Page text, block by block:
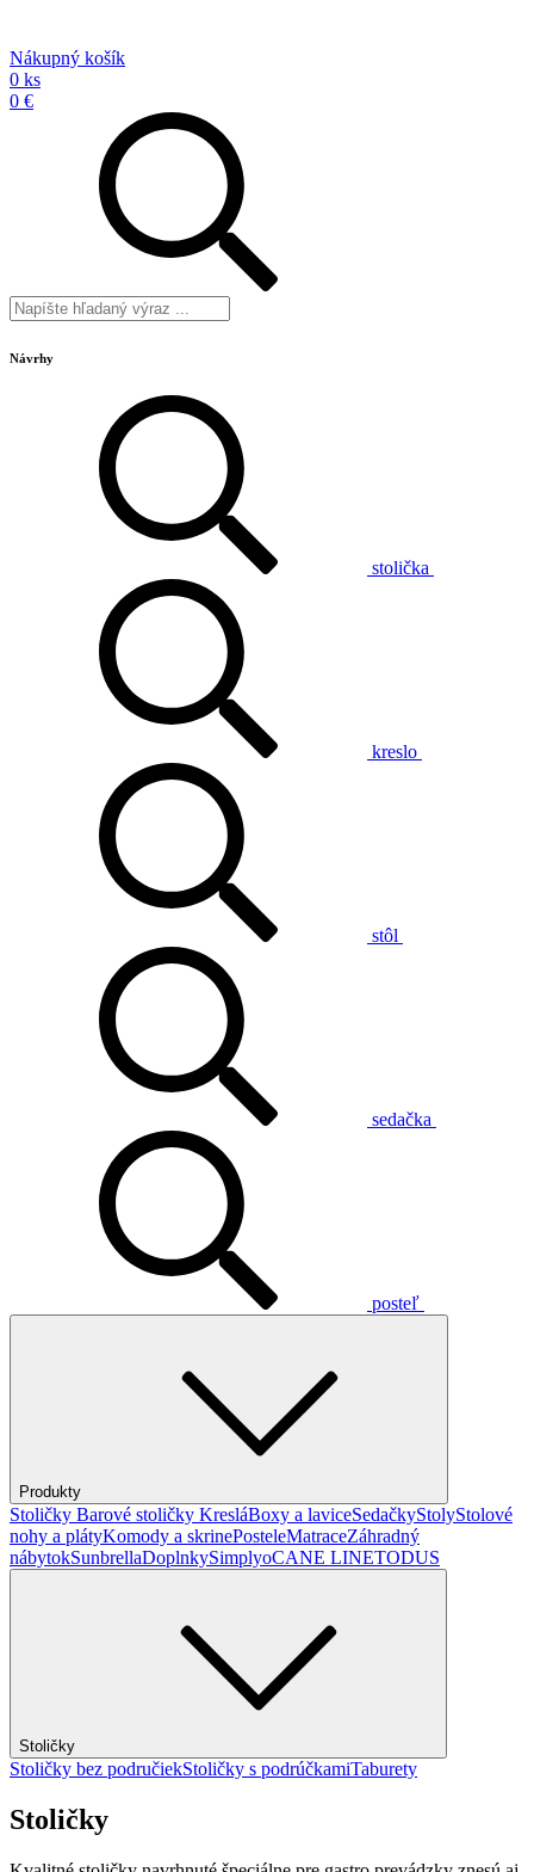
Nákupný košík
0 ks
0 €
Návrhy
stolička
kreslo
stôl
sedačka
posteľ
Produkty
Stoličky Barové stoličky KresláBoxy a laviceSedačkyStolyStolové
nohy a plátyKomody a skrinePosteleMatraceZáhradný
nábytokSunbrellaDoplnkySimplyoCANE LINETODUS
Stoličky
Stoličky bez područiekStoličky s podrúčkamiTaburety
Stoličky